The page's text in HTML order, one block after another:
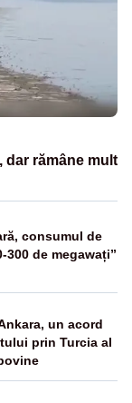
dar rămâne mult
consumul de
300 de megawați”
un acord
prin Turcia al